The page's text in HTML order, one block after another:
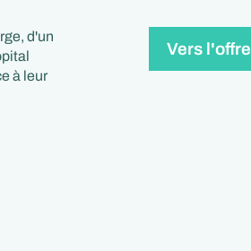
d'un
à leur
Vers l'offre